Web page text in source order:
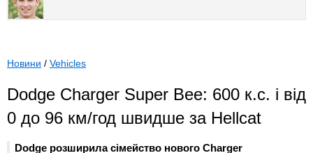
Новини / Vehicles
Dodge Charger Super Bee: 600 к.с. і від
0 до 96 км/год швидше за Hellcat
Dodge розширила сімейство нового Charger